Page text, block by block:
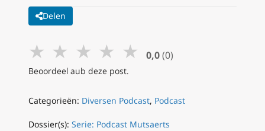
Delen
★ ★ ★ ★ ★ 0,0 (0)
Beoordeel aub deze post.
Categorieën: Diversen Podcast, Podcast
Dossier(s): Serie: Podcast Mutsaerts